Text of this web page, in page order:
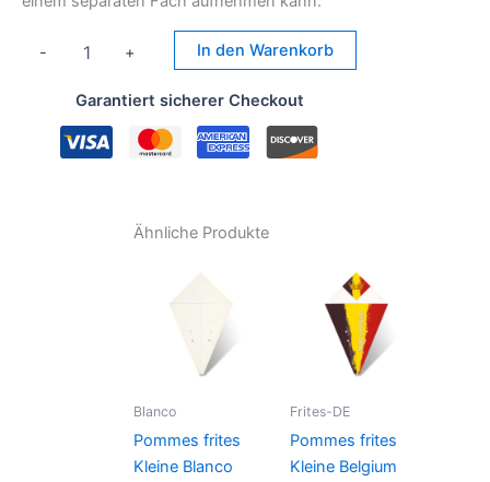
-
Belgium
(T3+)
Menge
+ In den Warenkorb
Garantiert sicherer Checkout
Ähnliche Produkte
Blanco
Pommes frites
Kleine Blanco
Frites-DE
Pommes frites
Kleine Belgium